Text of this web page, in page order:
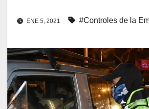
ENE 5, 2021 #Controles de la